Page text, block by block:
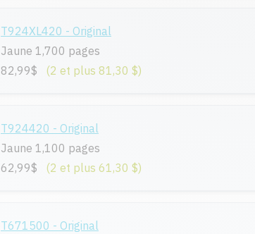
T924XL420 - Original
Jaune 1,700 pages
82,99$
(2 et plus 81,30 $)
T924420 - Original
Jaune 1,100 pages
62,99$
(2 et plus 61,30 $)
T671500 - Original